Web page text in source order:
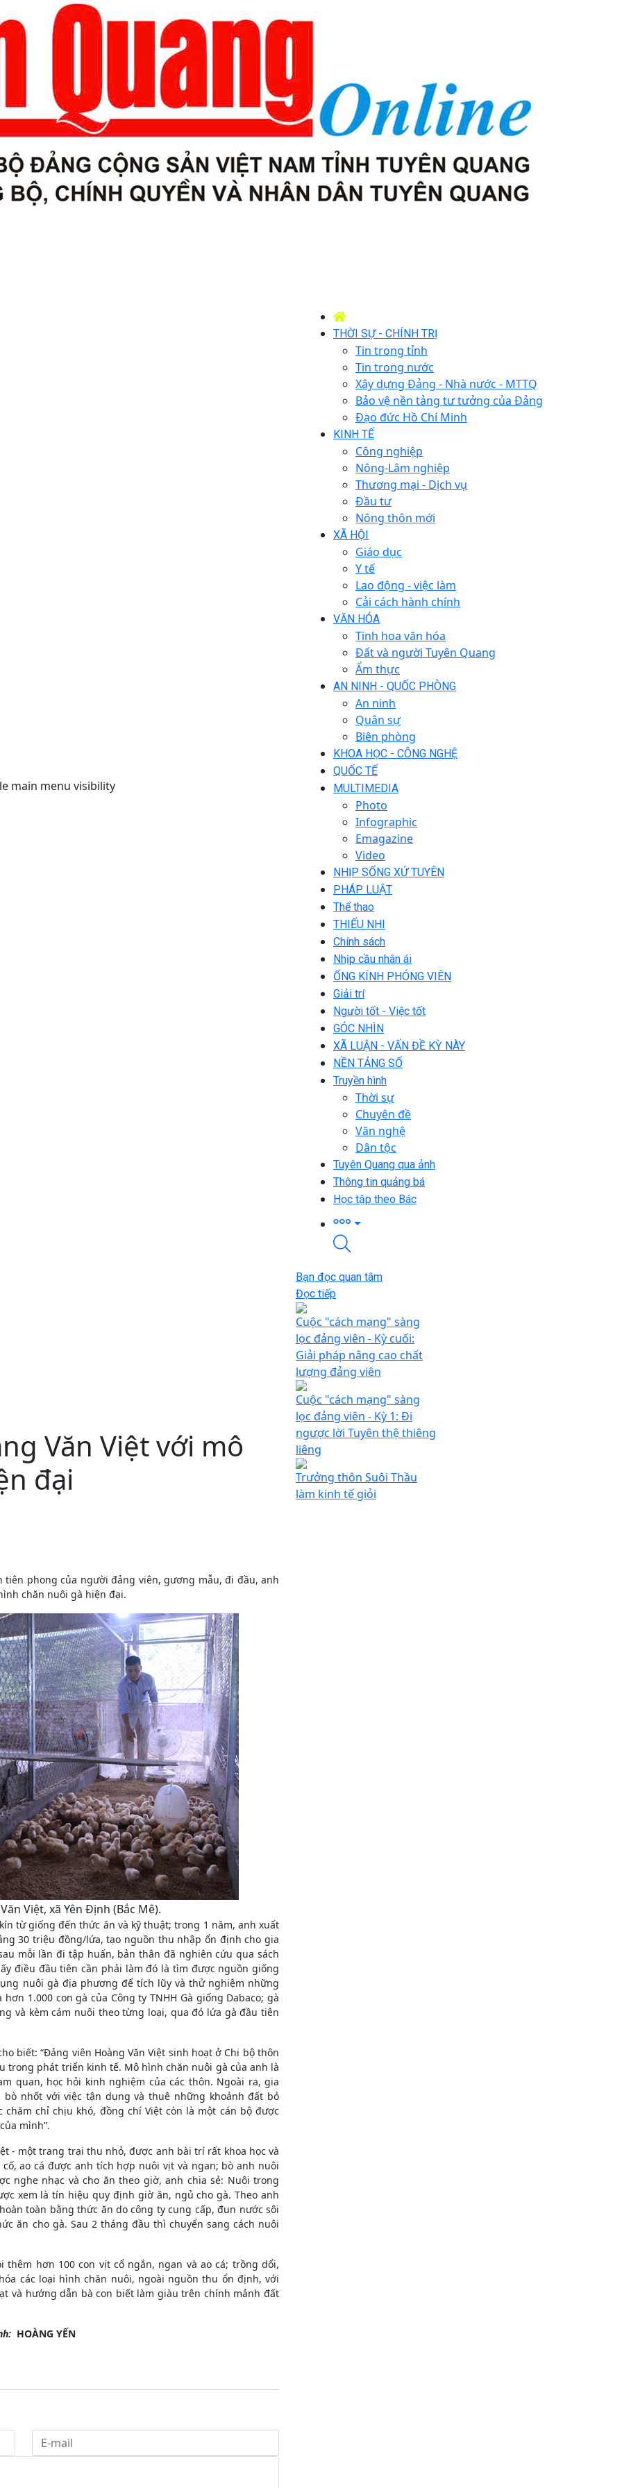
main menu visibility
THỜI SỰ - CHÍNH TRỊ
Tin trong tỉnh
Tin trong nước
Xây dựng Đảng - Nhà nước - MTTQ
Bảo vệ nền tảng tư tưởng của Đảng
Đạo đức Hồ Chí Minh
KINH TẾ
Công nghiệp
Nông-Lâm nghiệp
Thương mại - Dịch vụ
Đầu tư
Nông thôn mới
XÃ HỘI
Giáo dục
Y tế
Lao động - việc làm
Cải cách hành chính
VĂN HÓA
Tinh hoa văn hóa
Đất và người Tuyên Quang
Ẩm thực
AN NINH - QUỐC PHÒNG
An ninh
Quân sự
Biên phòng
KHOA HỌC - CÔNG NGHỆ
QUỐC TẾ
MULTIMEDIA
Photo
Infographic
Emagazine
Video
NHỊP SỐNG XỨ TUYÊN
PHÁP LUẬT
Thể thao
THIẾU NHI
Chính sách
Nhịp cầu nhân ái
ỐNG KÍNH PHÓNG VIÊN
Giải trí
Người tốt - Việc tốt
GÓC NHÌN
XÃ LUẬN - VẤN ĐỀ KỲ NÀY
NỀN TẢNG SỐ
Truyền hình
Thời sự
Chuyên đề
Văn nghệ
Dân tộc
Tuyên Quang qua ảnh
Thông tin quảng bá
Học tập theo Bác
Văn Việt với mô
đại
tiên phong của người đảng viên, gương mẫu, đi đầu, anh
chăn nuôi gà hiện đại.
Việt, xã Yên Định (Bắc Mê).
từ giống đến thức ăn và kỹ thuật; trong 1 năm, anh xuất
30 triệu đồng/lứa, tạo nguồn thu nhập ổn định cho gia
mỗi lần đi tập huấn, bản thân đã nghiên cứu qua sách
điều đầu tiên cần phải làm đó là tìm được nguồn giống
nuôi gà địa phương để tích lũy và thử nghiệm những
1.000 con gà của Công ty TNHH Gà giống Dabaco; gà
và kèm cám nuôi theo từng loại, qua đó lứa gà đầu tiên
biết: “Đảng viên Hoàng Văn Việt sinh hoạt ở Chi bộ thôn
trong phát triển kinh tế. Mô hình chăn nuôi gà của anh là
quan, học hỏi kinh nghiệm của các thôn. Ngoài ra, gia
nhốt với việc tận dụng và thuê những khoảnh đất bỏ
chỉ chịu khó, đồng chí Việt còn là một cán bộ được
mình”.
- một trang trại thu nhỏ, được anh bài trí rất khoa học và
ao cá được anh tích hợp nuôi vịt và ngan; bò anh nuôi
nghe nhạc và cho ăn theo giờ, anh chia sẻ: Nuôi trong
xem là tín hiệu quy định giờ ăn, ngủ cho gà. Theo anh
toàn bằng thức ăn do công ty cung cấp, đun nước sôi
ăn cho gà. Sau 2 tháng đầu thì chuyển sang cách nuôi
thêm hơn 100 con vịt cổ ngắn, ngan và ao cá; trồng dổi,
các loại hình chăn nuôi, ngoài nguồn thu ổn định, với
và hướng dẫn bà con biết làm giàu trên chính mảnh đất
HOÀNG YẾN
Bạn đọc quan tâm
Đọc tiếp
Cuộc "cách mạng" sàng
lọc đảng viên - Kỳ cuối:
Giải pháp nâng cao chất
lượng đảng viên
Cuộc "cách mạng" sàng
lọc đảng viên - Kỳ 1: Đi
ngược lời Tuyên thệ thiêng
liêng
Trưởng thôn Suôi Thầu
làm kinh tế giỏi